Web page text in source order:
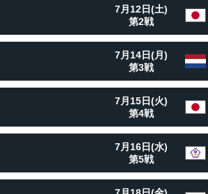
7月12日(土)
第2戦
7月14日(月)
第3戦
7月15日(火)
第4戦
7月16日(水)
第5戦